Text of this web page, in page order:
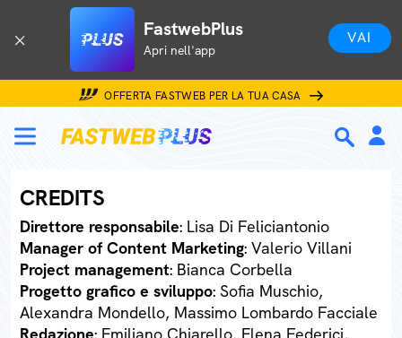
FastwebPlus
Apri nell'app
VAI
OFFERTA FASTWEB PER LA TUA CASA
CREDITS
Direttore responsabile: Lisa Di Feliciantonio
Manager of Content Marketing: Valerio Villani
Project management: Bianca Corbella
Progetto grafico e sviluppo: Sofia Muschio,
Alexandra Mondello, Massimo Lombardo Facciale